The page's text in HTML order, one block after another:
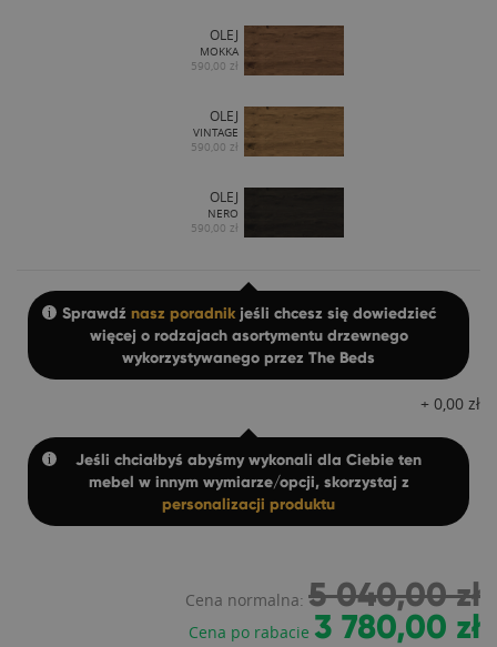
OLEJ
MOKKA
590,00 zł
OLEJ
VINTAGE
590,00 zł
OLEJ
NERO
590,00 zł
Sprawdź nasz poradnikjeśli chcesz się dowiedzieć
więcej o rodzajach asortymentu drzewnego
wykorzystywanego przez The Beds
+ 0,00 zł
Jeśli chciałbyś abyśmy wykonali dla Ciebie ten
mebel w innym wymiarze/opcji, skorzystaj z
personalizacji produktu
Cena normalna: 5 040,00 zł
Cena po rabacie 3 780,00 zł